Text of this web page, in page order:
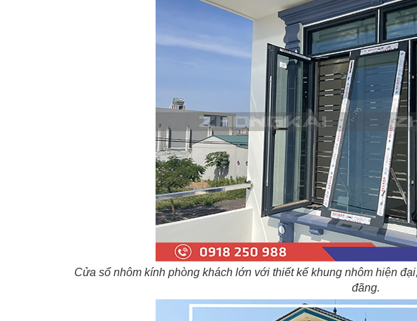
Cửa sổ nhôm kính phòng khách lớn với thiết kế khung nhôm hiện
đãng.